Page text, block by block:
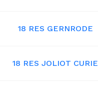
18 RES GERNRODE
18 RES JOLIOT CURIE